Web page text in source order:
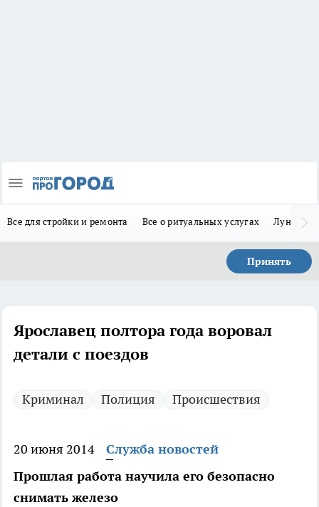
Все для стройки и ремонта Все о ритуальных услугах Лунно-
Принять
Ярославец полтора года воровал
детали с поездов
Криминал Полиция Происшествия
20 июня 2014
Служба новостей
Прошлая работа научила его безопасно
снимать железо